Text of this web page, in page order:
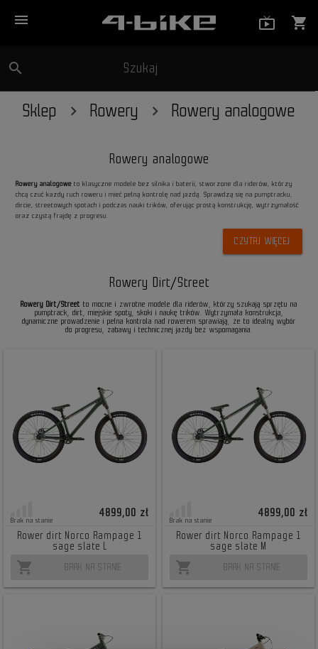
menu shopping_cart
search Szukaj
Sklep Rowery Rowery analogowe
Rowery analogowe
Rowery analogowe to klasyczne modele bez silnika i baterii, stworzone dla riderów, którzy
chcą czuć każdy ruch roweru i mieć pełną kontrolę nad jazdą. Sprawdzą się na pumptracku,
dircie, streetowych spotach i podczas nauki trików, oferując prostą konstrukcję, wytrzymałość
oraz czystą frajdę z progresu.
CZYTAJ WIĘCEJ
Rowery Dirt/Street
Rowery Dirt/Street to mocne i zwrotne modele dla riderów, którzy szukają sprzętu na
pumptrack, dirt, miejskie spoty, skoki i naukę trików. Wytrzymała konstrukcja,
dynamiczne prowadzenie i pełna kontrola nad rowerem sprawiają, że to idealny wybór
do progresu, zabawy i technicznej jazdy bez wspomagania.
Brak na stanie
4899,00 zł
Rower dirt Norco Rampage 1
sage slate L
shopping_cart BRAK NA STANIE
Brak na stanie
4899,00 zł
Rower dirt Norco Rampage 1
sage slate M
shopping_cart BRAK NA STANIE